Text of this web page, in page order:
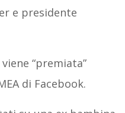
e presidente
“premiata”
di Facebook.